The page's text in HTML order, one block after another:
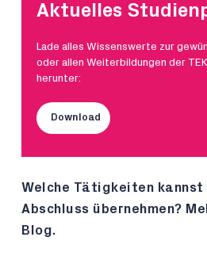
Aktuelles
Lade alles Wissenswerte zur
oder allen Weiterbildungen der
herunter:
Download
Welche Tätigkeiten kannst
Abschluss übernehmen?
Blog.